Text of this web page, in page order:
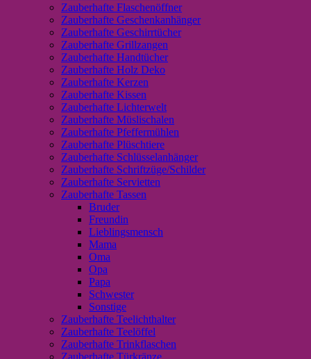
Zauberhafte Flaschenöffner
Zauberhafte Geschenkanhänger
Zauberhafte Geschirrtücher
Zauberhafte Grillzangen
Zauberhafte Handtücher
Zauberhafte Holz Deko
Zauberhafte Kerzen
Zauberhafte Kissen
Zauberhafte Lichterwelt
Zauberhafte Müslischalen
Zauberhafte Pfeffermühlen
Zauberhafte Plüschtiere
Zauberhafte Schlüsselanhänger
Zauberhafte Schriftzüge/Schilder
Zauberhafte Servietten
Zauberhafte Tassen
Bruder
Freundin
Lieblingsmensch
Mama
Oma
Opa
Papa
Schwester
Sonstige
Zauberhafte Teelichthalter
Zauberhafte Teelöffel
Zauberhafte Trinkflaschen
Zauberhafte Türkränze